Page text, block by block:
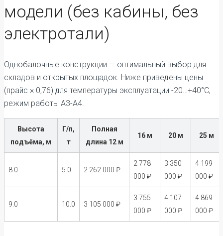
модели (без кабины, без
электротали)
Однобалочные конструкции — оптимальный выбор для
складов и открытых площадок. Ниже приведены цены
(прайс × 0,76) для температуры эксплуатации -20…+40°C,
режим работы А3-А4.
Высота
подъёма, м
Г/п,
т
Полная
длина 12 м
16 м 20 м 25 м
8.0 5.0 2 262 000 ₽
2 778
000 ₽
3 350
000 ₽
4 199
000 ₽
9.0 10.0 3 105 000 ₽
3 755
000 ₽
4 107
000 ₽
4 869
000 ₽